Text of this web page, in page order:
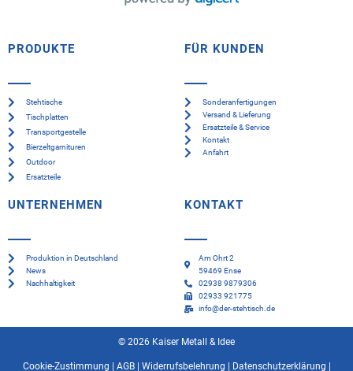
PRODUKTE
Stehtische
Tischplatten
Transportgestelle
Bierzeltgarnituren
Outdoor
Ersatzteile
FÜR KUNDEN
Sonderanfertigungen
Versand & Lieferung
Ersatzteile & Service
Kontakt
Anfahrt
UNTERNEHMEN
Produktion in Deutschland
News
Nachhaltigkeit
KONTAKT
Am Ohrt 2
59469 Ense
02938 9879306
02933 921775
info@der-stehtisch.de
© 2026 Kaiser Metall & Idee
Cookie-Zustimmung AGB| Widerrufsbelehrung Datenschutzerklärung